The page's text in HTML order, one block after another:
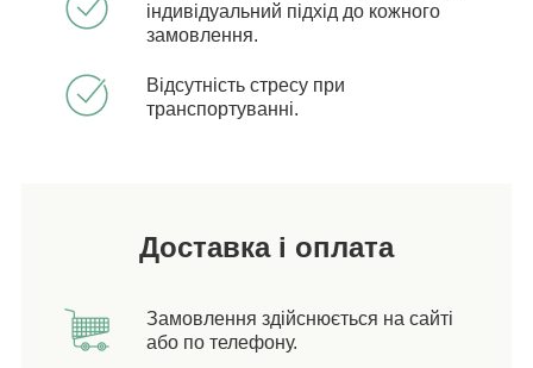
індивідуальний підхід до кожного
замовлення.
Відсутність стресу при
транспортуванні.
Доставка і оплата
Замовлення здійснюється на сайті
або по телефону.